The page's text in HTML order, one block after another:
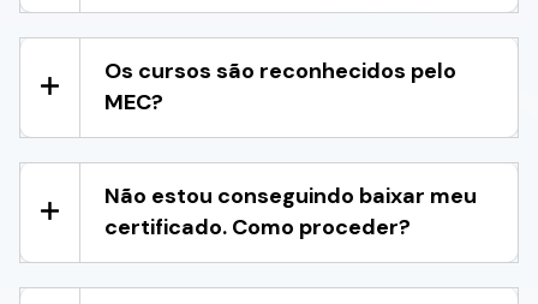
Os cursos são reconhecidos pelo
MEC?
Não estou conseguindo baixar meu
certificado. Como proceder?